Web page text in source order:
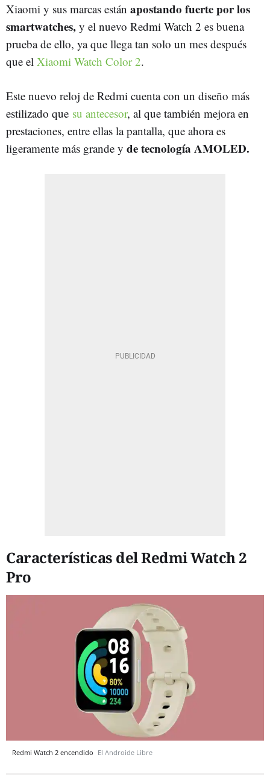
Xiaomi y sus marcas están apostando fuerte por los
smartwatches, y el nuevo Redmi Watch 2 es buena
prueba de ello, ya que llega tan solo un mes después
que el Xiaomi Watch Color 2.
Este nuevo reloj de Redmi cuenta con un diseño más
estilizado que su antecesor, al que también mejora en
prestaciones, entre ellas la pantalla, que ahora es
ligeramente más grande y de tecnología AMOLED.
Características del Redmi Watch 2
Pro
Redmi Watch 2 encendido El Androide Libre